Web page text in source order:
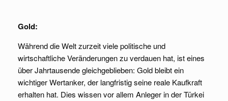
Gold:
Während die Welt zurzeit viele politische und
wirtschaftliche Veränderungen zu verdauen hat, ist eines
über Jahrtausende gleichgeblieben: Gold bleibt ein
wichtiger Wertanker, der langfristig seine reale Kaufkraft
erhalten hat. Dies wissen vor allem Anleger in der Türkei